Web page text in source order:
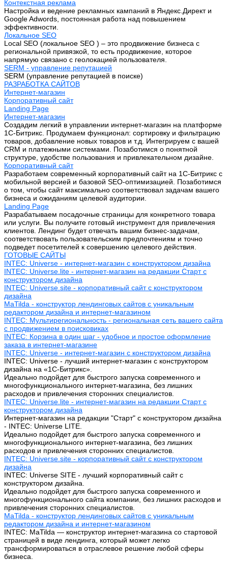
Контекстная реклама
Настройка и ведение рекламных кампаний в Яндекс.Директ и
Google Adwords, постоянная работа над повышением
эффективности.
Локальное SEO
Local SEO (локальное SEO ) – это продвижение бизнеса с
региональной привязкой, то есть продвижение, которое
напрямую связано с геолокацией пользователя.
SERM - управление репутацией
SERM (управление репутацией в поиске)
РАЗРАБОТКА САЙТОВ
Интернет-магазин
Корпоративный сайт
Landing Page
Интернет-магазин
Создадим легкий в управлении интернет-магазин на платформе
1С-Битрикс. Продумаем функционал: сортировку и фильтрацию
товаров, добавление новых товаров и т.д. Интегрируем с вашей
CRM и платежными системами. Позаботимся о понятной
структуре, удобстве пользования и привлекательном дизайне.
Корпоративный сайт
Разработаем современный корпоративный сайт на 1С-Битрикс с
мобильной версией и базовой SEO-оптимизацией. Позаботимся
о том, чтобы сайт максимально соответствовал задачам вашего
бизнеса и ожиданиям целевой аудитории.
Landing Page
Разрабатываем посадочные страницы для конкретного товара
или услуги. Вы получите готовый инструмент для привлечения
клиентов. Лендинг будет отвечать вашим бизнес-задачам,
соответствовать пользовательским предпочтениям и точно
подведет посетителей к совершению целевого действия.
ГОТОВЫЕ САЙТЫ
INTEC: Universe - интернет-магазин с конструктором дизайна
INTEC: Universe.lite - интернет-магазин на редакции Старт с
конструктором дизайна
INTEC: Universe.site - корпоративный сайт с конструктором
дизайна
MaTilda - конструктор лендинговых сайтов с уникальным
редактором дизайна и интернет-магазином
INTEC: Мультирегиональность - региональная сеть вашего сайта
с продвижением в поисковиках
INTEC: Корзина в один шаг - удобное и простое оформление
заказа в интернет-магазине
INTEC: Universe - интернет-магазин с конструктором дизайна
INTEC: Universe - лучший интернет-магазин с конструктором
дизайна на «1C-Битрикс».
Идеально подойдет для быстрого запуска современного и
многофункционального интернет-магазина, без лишних
расходов и привлечения сторонних специалистов.
INTEC: Universe.lite - интернет-магазин на редакции Старт с
конструктором дизайна
Интернет-магазин на редакции "Старт" с конструктором дизайна
- INTEC: Universe LITE.
Идеально подойдет для быстрого запуска современного и
многофункционального интернет-магазина, без лишних
расходов и привлечения сторонних специалистов.
INTEC: Universe.site - корпоративный сайт с конструктором
дизайна
INTEC: Universe SITE - лучший корпоративный сайт с
конструктором дизайна.
Идеально подойдет для быстрого запуска современного и
многофункционального сайта компании, без лишних расходов и
привлечения сторонних специалистов.
MaTilda - конструктор лендинговых сайтов с уникальным
редактором дизайна и интернет-магазином
INTEC: MaTilda — конструктор интернет-магазина со стартовой
страницей в виде лендинга, который может легко
трансформироваться в отраслевое решение любой сферы
бизнеса.